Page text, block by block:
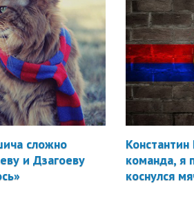
сложно
и Дзагоеву
Константин
команда, я
коснулся